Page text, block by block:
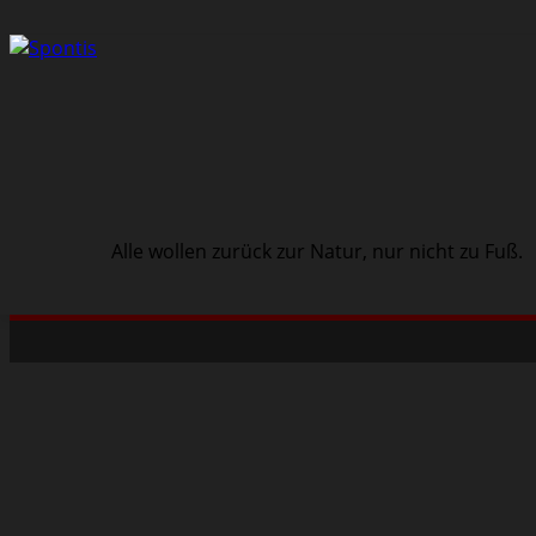
Alle wollen zurück zur Natur, nur nicht zu Fuß.